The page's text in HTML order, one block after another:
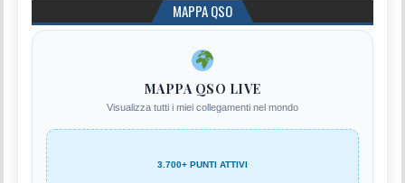
MAPPA QSO
MAPPA QSO LIVE
Visualizza tutti i miei collegamenti nel mondo
3.700+ PUNTI ATTIVI